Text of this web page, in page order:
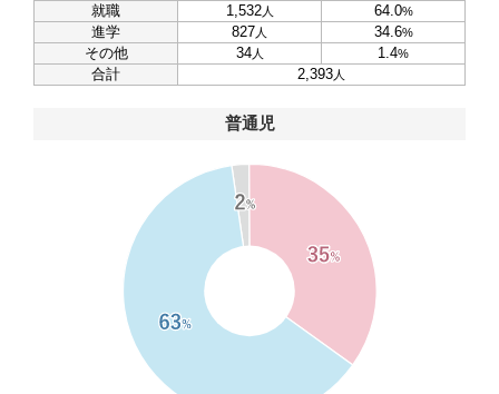
就職 1,532人 64.0%
進学 827 人 34.6%
その他 34人 1.4%
合計 2,393 人
普通児